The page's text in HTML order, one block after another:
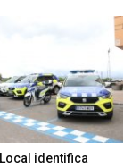
identifica